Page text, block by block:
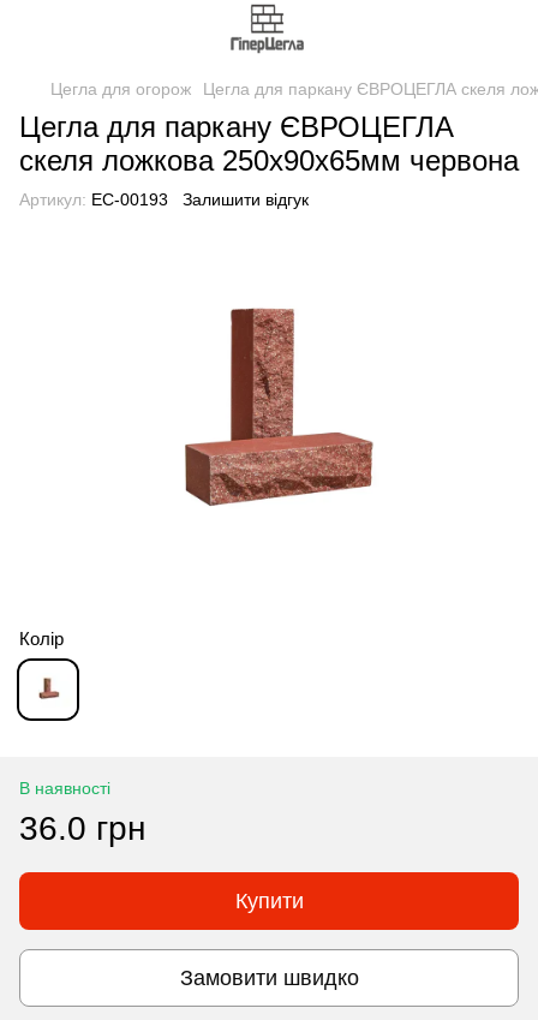
Цегла для огорож Цегла для паркану ЄВРОЦЕГЛА скеля
Цегла для паркану ЄВРОЦЕГЛА
скеля ложкова 250х90х65мм червона
Артикул: EC-00193 Залишити відгук
Колір
В наявності
36.0 грн
Купити
Замовити швидко